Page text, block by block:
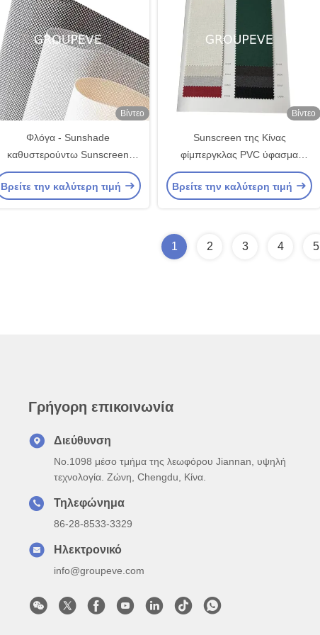
Βίντεο
Φλόγα - Sunshade
καθυστερούντω Sunscreen
τυφλά υφάσματα κυλίνδρων για
το εγχώριο ντεκόρ
Βρείτε την καλύτερη τιμή
Βίντεο
Sunscreen της Κίνας
φίμπεργκλας PVC ύφασμα
τυφλών κυλίνδρων για το
εγχώριο ξενοδοχείο
Βρείτε την καλύτερη τιμή
1 2 3 4 5
Γρήγορη επικοινωνία
Διεύθυνση
No.1098 μέσο τμήμα της λεωφόρου Jiannan, υψηλή
τεχνολογία. Ζώνη, Chengdu, Κίνα.
Τηλεφώνημα
86-28-8533-3329
Ηλεκτρονικό
info@groupeve.com